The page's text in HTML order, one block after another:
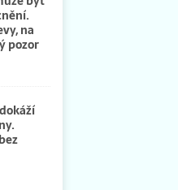
na
pozor